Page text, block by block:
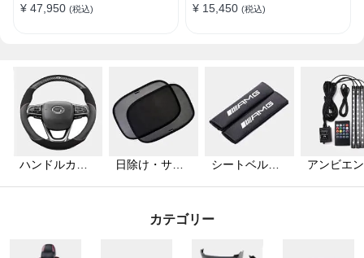
ト
¥ 47,950 (税込)
プ
¥ 15,450 (税込)
ハンドルカバ
日除け・サン
シートベルト
アンビエ
カテゴリー